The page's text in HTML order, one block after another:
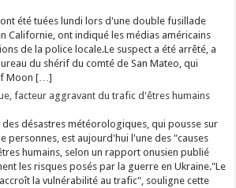
V2 Scriptrss
été tuées lundi lors d'une double fusillade
Californie, ont indiqué les médias américains
de la police locale.Le suspect a été arrêté, a
du shérif du comté de San Mateo, qui
Moon […]
facteur aggravant du trafic d'êtres humains
désastres météorologiques, qui pousse sur
personnes, est aujourd'hui l'une des "causes
humains, selon un rapport onusien publié
les risques posés par la guerre en Ukraine."Le
la vulnérabilité au trafic", souligne cette